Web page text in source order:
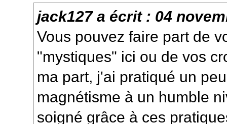
jack127a écrit : 04
Vous pouvez faire part de
"mystiques" ici ou de vos
ma part, j'ai pratiqué un
magnétisme à un humble
soigné grâce à ces